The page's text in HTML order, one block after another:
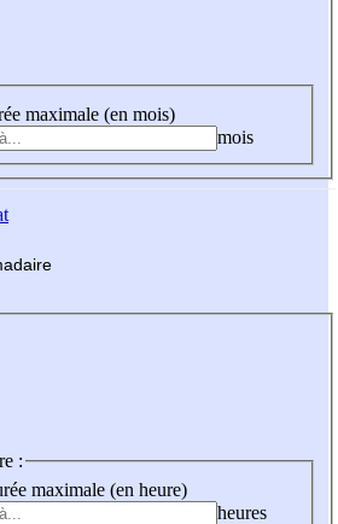
maximale (en mois)
mois
:
maximale (en heure)
heures